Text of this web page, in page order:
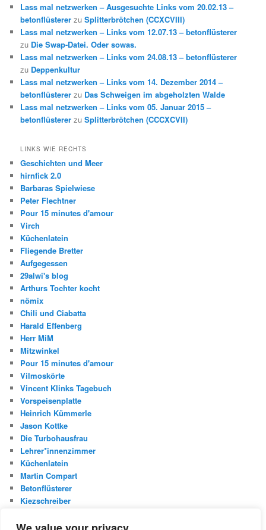
Lass mal netzwerken – Ausgesuchte Links vom 20.02.13 –
betonflüsterer zuSplitterbrötchen (CCXCVIII)
Lass mal netzwerken – Links vom 12.07.13 – betonflüsterer
zu Die Swap-Datei. Oder sowas.
Lass mal netzwerken – Links vom 24.08.13 – betonflüsterer
zu Deppenkultur
Lass mal netzwerken – Links vom 14. Dezember 2014 –
betonflüsterer zu Das Schweigen im abgeholzten Walde
Lass mal netzwerken – Links vom 05. Januar 2015 –
betonflüsterer zuSplitterbrötchen (CCCXCVII)
LINKS WIE RECHTS
Geschichten und Meer
hirnfick 2.0
Barbaras Spielwiese
Peter Flechtner
Pour 15 minutes d'amour
Virch
Küchenlatein
Fliegende Bretter
Aufgegessen
29alwi's blog
Arthurs Tochter kocht
nömix
Chili und Ciabatta
Harald Effenberg
Herr MiM
Mitzwinkel
Pour 15 minutes d'amour
Vilmoskörte
Vincent Klinks Tagebuch
Vorspeisenplatte
Heinrich Kümmerle
Jason Kottke
Die Turbohausfrau
Lehrer*innenzimmer
Küchenlatein
Martin Compart
Betonflüsterer
Kiezschreiber